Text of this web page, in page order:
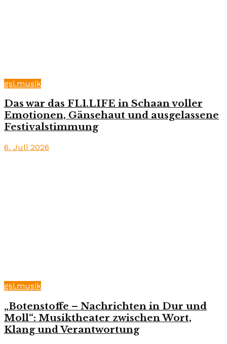
gsi.musik
Das war das FL1.LIFE in Schaan voller
Emotionen, Gänsehaut und ausgelassene
Festivalstimmung
6. Juli 2026
gsi.musik
„Botenstoffe – Nachrichten in Dur und
Moll“: Musiktheater zwischen Wort,
Klang und Verantwortung